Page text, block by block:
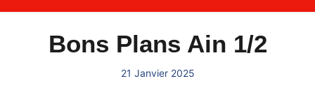
Bons Plans Ain 1/2
21 Janvier 2025